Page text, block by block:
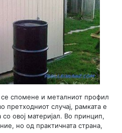
спомене и металниот профил
претходниот случај, рамката е
овој материјал. Во принцип,
но од практичната страна,